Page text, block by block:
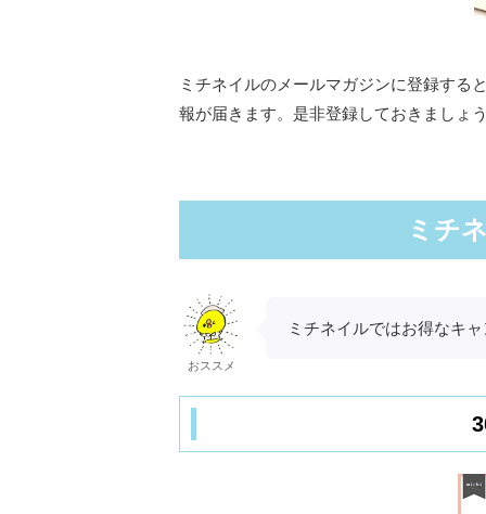
ミチネイルのメールマガジンに登録する
報が届きます。是非登録しておきましょ
ミチ
おススメ
ミチネイルではお得なキ